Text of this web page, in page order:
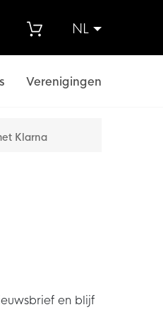
NL
Verenigingen
Klarna
en blijf